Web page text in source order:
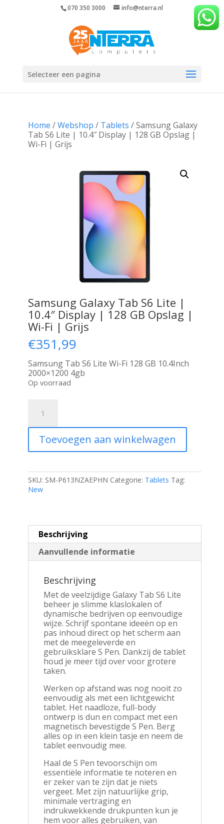
070 350 3000 info@nterra.nl
Selecteer een pagina
Home /Webshop / Tablets / Samsung Galaxy
Tab S6 Lite | 10.4″ Display | 128 GB Opslag |
Wi-Fi | Grijs
Samsung Galaxy Tab S6 Lite |
10.4″ Display | 128 GB Opslag |
Wi-Fi | Grijs
€351,99
Samsung Tab S6 Lite Wi-Fi 128 GB 10.4Inch
2000×1200 4gb
Op voorraad
Galaxy
S6
|
Display
|
128
Wi-
|
Grijs
Toevoegen aan winkelwagen
SKU: SM-P613NZAEPHN Categorie: Tablets Tag:
New
Beschrijving
Aanvullende informatie
Beschrijving
Met de veelzijdige Galaxy Tab S6 Lite
beheer je slimme klaslokalen of
dynamische bedrijven op eenvoudige
wijze. Schrijf spontane ideeën op en
pas inhoud direct op het scherm aan
met de meegeleverde en
gebruiksklare S Pen. Dankzij de tablet
houd je meer tijd over voor grotere
taken.
Werken op afstand was nog nooit zo
eenvoudig als met een lichtgewicht
tablet. Het naadloze, full-body
ontwerp is dun en compact met een
magnetisch bevestigde S Pen. Berg
alles op in een klein tasje en neem de
tablet eenvoudig mee.
Haal de S Pen tevoorschijn om
essentiële informatie te noteren en
er zeker van te zijn dat je niets
vergeet. Met zijn natuurlijke grip,
minimale vertraging en
indrukwekkende drukpunten kun je
hem voor alles gebruiken, van